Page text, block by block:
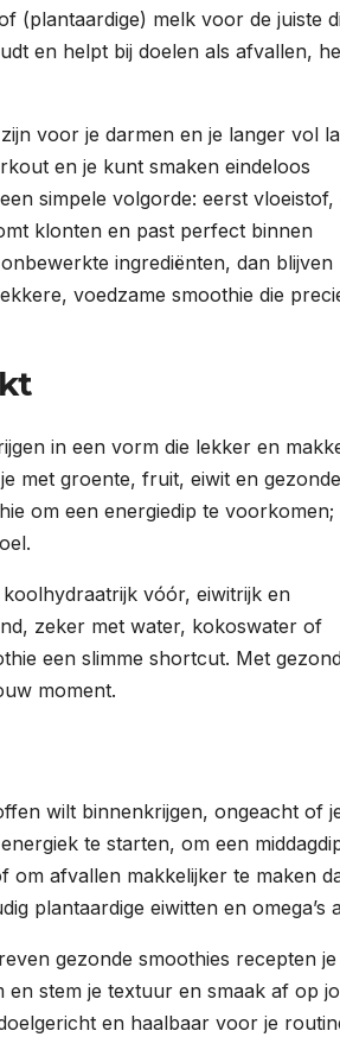
(plantaardige) melk voor de juiste
en helpt bij doelen als afvallen,
voor je darmen en je langer vol
en je kunt smaken eindeloos
simpele volgorde: eerst vloeistof,
klonten en past perfect binnen
ingrediënten, dan blijven
voedzame smoothie die
in een vorm die lekker en
met groente, fruit, eiwit en gezonde
om een energiedip te voorkomen;
vóór, eiwitrijk en
zeker met water, kokoswater of
een slimme shortcut. Met
moment.
wilt binnenkrijgen, ongeacht of
te starten, om een
afvallen makkelijker te maken
plantaardige eiwitten en omega’s
gezonde smoothies recepten je
en stem je textuur en smaak af op
en haalbaar voor je